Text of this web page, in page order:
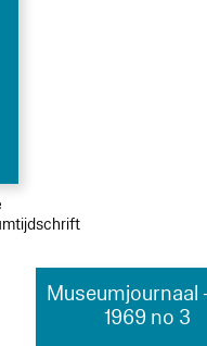
Museumjournaal
1969 no 3